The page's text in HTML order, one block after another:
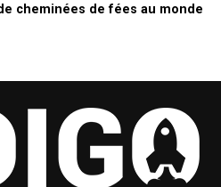
cheminées de fées au monde